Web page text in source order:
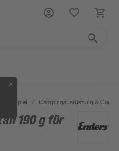
✕
& Spiel / Campingausrüstung &
190 g für